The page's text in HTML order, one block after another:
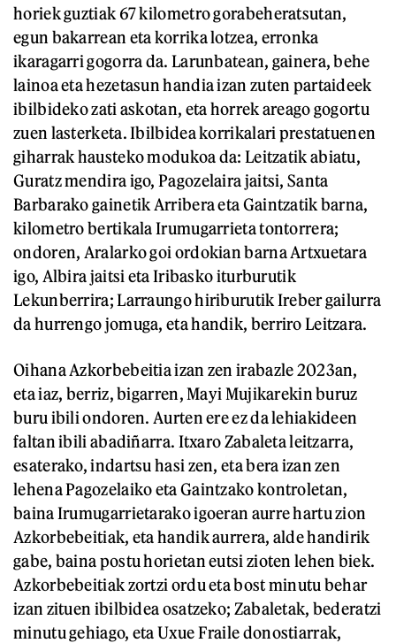
horiek guztiak 67 kilometro gorabeheratsutan,
egun bakarrean eta korrika lotzea, erronka
ikaragarri gogorra da. Larunbatean, gainera, behe
lainoa eta hezetasun handia izan zuten partaideek
ibilbideko zati askotan, eta horrek areago gogortu
zuen lasterketa. Ibilbidea korrikalari prestatuenen
giharrak hausteko modukoa da: Leitzatik abiatu,
Guratz mendira igo, Pagozelaira jaitsi, Santa
Barbarako gainetik Arribera eta Gaintzatik barna,
kilometro bertikala Irumugarrieta tontorrera;
ondoren, Aralarko goi ordokian barna Artxuetara
igo, Albira jaitsi eta Iribasko iturburutik
Lekunberrira; Larraungo hiriburutik Ireber gailurra
da hurrengo jomuga, eta handik, berriro Leitzara.
Oihana Azkorbebeitia izan zen irabazle 2023an,
eta iaz, berriz, bigarren, Mayi Mujikarekin buruz
buru ibili ondoren. Aurten ere ez da lehiakideen
faltan ibili abadiñarra. Itxaro Zabaleta leitzarra,
esaterako, indartsu hasi zen, eta bera izan zen
lehena Pagozelaiko eta Gaintzako kontroletan,
baina Irumugarrietarako igoeran aurre hartu zion
Azkorbebeitiak, eta handik aurrera, alde handirik
gabe, baina postu horietan eutsi zioten lehen biek.
Azkorbebeitiak zortzi ordu eta bost minutu behar
izan zituen ibilbidea osatzeko; Zabaletak, bederatzi
minutu gehiago, eta Uxue Fraile donostiarrak,